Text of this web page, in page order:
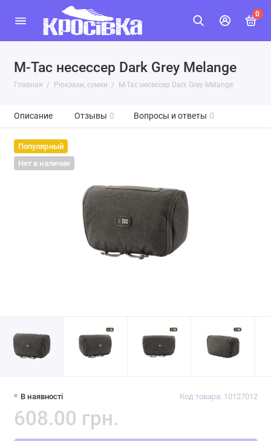
0
M-Tac несессер Dark Grey Melange
Главная Рюкзаки, сумки M-Tac несессер Dark Grey Melange
Описание Отзывы 0 Вопросы и ответы 0
Популярный
Нет в наличии
В наявності Код товара: 10127012
608.00 грн.